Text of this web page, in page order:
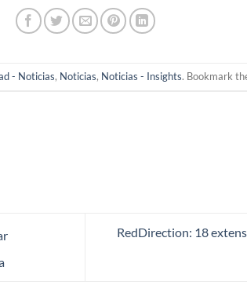
- Noticias, Noticias, Noticias - Insights. Bookmark
RedDirection: 18